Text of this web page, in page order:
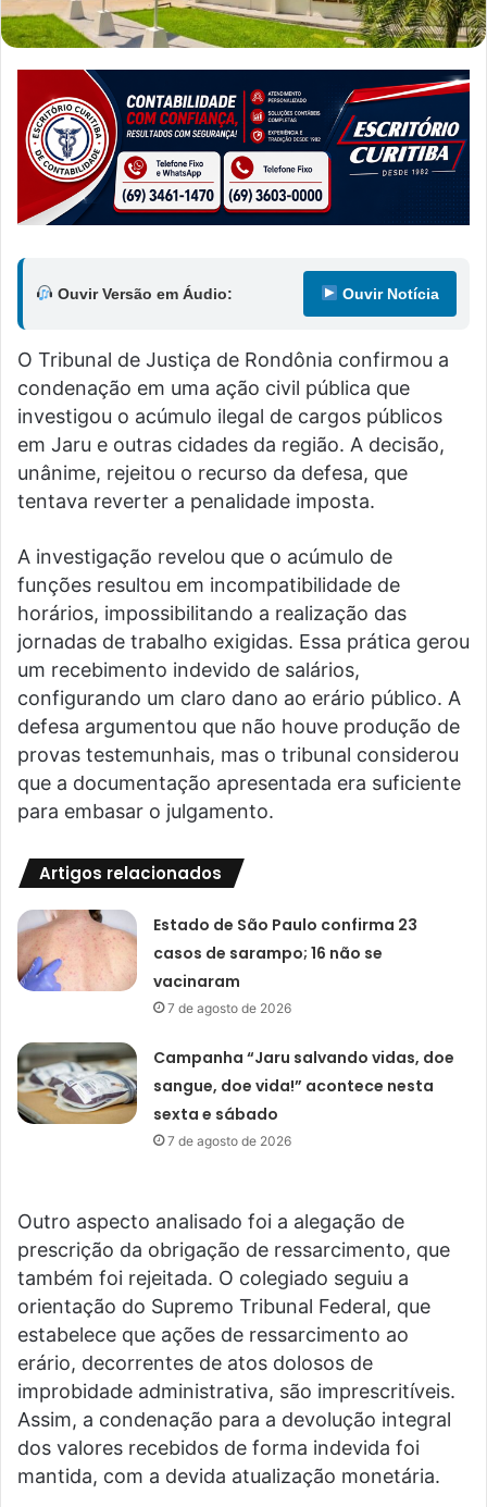
Ouvir Versão em Áudio: Ouvir Notícia
O Tribunal de Justiça de Rondônia confirmou a
condenação em uma ação civil pública que
investigou o acúmulo ilegal de cargos públicos
em Jaru e outras cidades da região. A decisão,
unânime, rejeitou o recurso da defesa, que
tentava reverter a penalidade imposta.
A investigação revelou que o acúmulo de
funções resultou em incompatibilidade de
horários, impossibilitando a realização das
jornadas de trabalho exigidas. Essa prática gerou
um recebimento indevido de salários,
configurando um claro dano ao erário público. A
defesa argumentou que não houve produção de
provas testemunhais, mas o tribunal considerou
que a documentação apresentada era suficiente
para embasar o julgamento.
Artigos relacionados
Estado de São Paulo confirma 23
casos de sarampo; 16 não se
vacinaram
7 de agosto de 2026
Campanha “Jaru salvando vidas, doe
sangue, doe vida!” acontece nesta
sexta e sábado
7 de agosto de 2026
Outro aspecto analisado foi a alegação de
prescrição da obrigação de ressarcimento, que
também foi rejeitada. O colegiado seguiu a
orientação do Supremo Tribunal Federal, que
estabelece que ações de ressarcimento ao
erário, decorrentes de atos dolosos de
improbidade administrativa, são imprescritíveis.
Assim, a condenação para a devolução integral
dos valores recebidos de forma indevida foi
mantida, com a devida atualização monetária.